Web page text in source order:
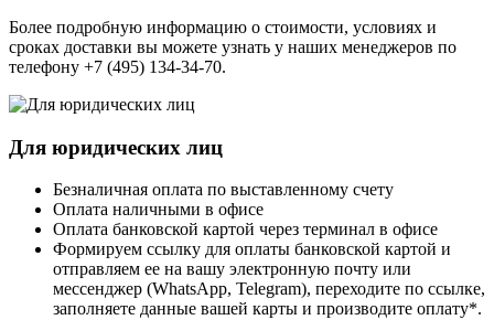
Более подробную информацию о стоимости, условиях и
сроках доставки вы можете узнать у наших менеджеров по
телефону +7 (495) 134-34-70.
Для юридических лиц
Безналичная оплата по выставленному счету
Оплата наличными в офисе
Оплата банковской картой через терминал в офисе
Формируем ссылку для оплаты банковской картой и
отправляем ее на вашу электронную почту или
мессенджер (WhatsApp, Telegram), переходите по ссылке,
заполняете данные вашей карты и производите оплату*.